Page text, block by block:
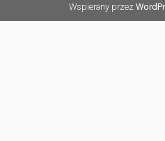
Wspierany przez